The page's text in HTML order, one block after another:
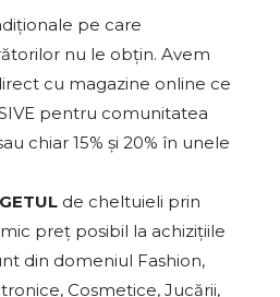
pe care
nu le obțin. Avem
cu magazine online ce
pentru comunitatea
chiar 15% și 20% în unele
de cheltuieli prin
preț posibil la achizițiile
din domeniul Fashion,
Cosmetice, Jucării,